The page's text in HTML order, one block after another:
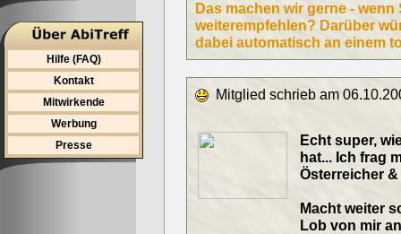
Hilfe (FAQ)
Kontakt
Mitwirkende
Werbung
Presse
Das machen wir gerne -
weiterempfehlen? Darüber
dabei automatisch an einem
Mitglied schrieb am
Echt super,
hat... Ich frag
Österreicher
Macht weiter
Lob von mir